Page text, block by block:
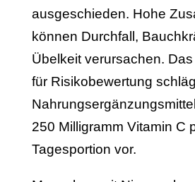
ausgeschieden. Hohe
können Durchfall,
Übelkeit verursachen.
für Risikobewertung
250 Milligramm Vitamin C
Tagesportion vor.